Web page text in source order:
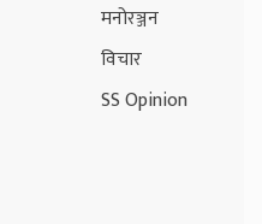
मनोरञ्जन
विचार
SS Opinion